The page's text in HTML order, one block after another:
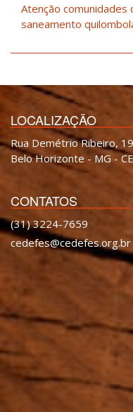
Atenção comunidades
saneamento
LOCALIZAÇÃO
Rua Demétrio Ribeiro,
Belo Horizonte - MG -
CONTATOS
(31) 3224-7659
cedefes@cedefes.org.br